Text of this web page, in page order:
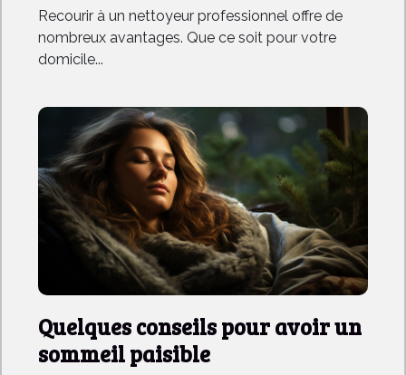
Recourir à un nettoyeur professionnel offre de
nombreux avantages. Que ce soit pour votre
domicile...
Quelques conseils pour avoir un
sommeil paisible